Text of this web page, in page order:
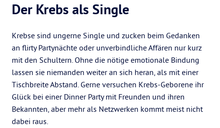
Der Krebs als Single
Krebse sind ungerne Single und zucken beim Gedanken
an flirty Partynächte oder unverbindliche Affären nur kurz
mit den Schultern. Ohne die nötige emotionale Bindung
lassen sie niemanden weiter an sich heran, als mit einer
Tischbreite Abstand. Gerne versuchen Krebs-Geborene ihr
Glück bei einer Dinner Party mit Freunden und ihren
Bekannten, aber mehr als Netzwerken kommt meist nicht
dabei raus.